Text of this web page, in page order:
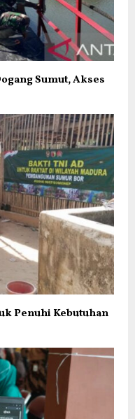
Sumut, Akses
Penuhi Kebutuhan